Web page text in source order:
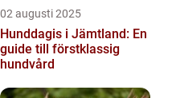
02 augusti 2025
Hunddagis i Jämtland: En
guide till förstklassig
hundvård